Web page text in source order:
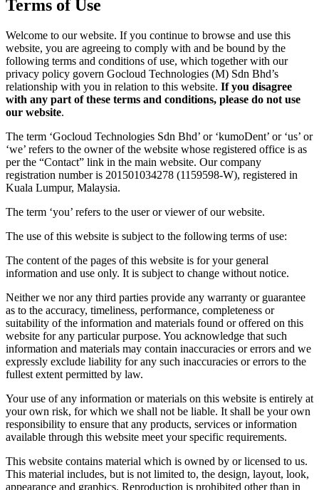
Terms of Use
Welcome to our website. If you continue to browse and use this
website, you are agreeing to comply with and be bound by the
following terms and conditions of use, which together with our
privacy policy govern Gocloud Technologies (M) Sdn Bhd’s
relationship with you in relation to this website. If you disagree
with any part of these terms and conditions, please do not use
our website.
The term ‘Gocloud Technologies Sdn Bhd’ or ‘kumoDent’ or ‘us’ or
‘we’ refers to the owner of the website whose registered office is as
per the “Contact” link in the main website. Our company
registration number is 201501034278 (1159598-W), registered in
Kuala Lumpur, Malaysia.
The term ‘you’ refers to the user or viewer of our website.
The use of this website is subject to the following terms of use:
The content of the pages of this website is for your general
information and use only. It is subject to change without notice.
Neither we nor any third parties provide any warranty or guarantee
as to the accuracy, timeliness, performance, completeness or
suitability of the information and materials found or offered on this
website for any particular purpose. You acknowledge that such
information and materials may contain inaccuracies or errors and we
expressly exclude liability for any such inaccuracies or errors to the
fullest extent permitted by law.
Your use of any information or materials on this website is entirely at
your own risk, for which we shall not be liable. It shall be your own
responsibility to ensure that any products, services or information
available through this website meet your specific requirements.
This website contains material which is owned by or licensed to us.
This material includes, but is not limited to, the design, layout, look,
appearance and graphics. Reproduction is prohibited other than in